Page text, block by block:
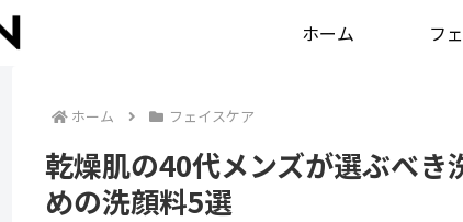
ホーム フ
ホーム フェイスケア
乾燥肌の40代メンズが選ぶべ
めの洗顔料5選